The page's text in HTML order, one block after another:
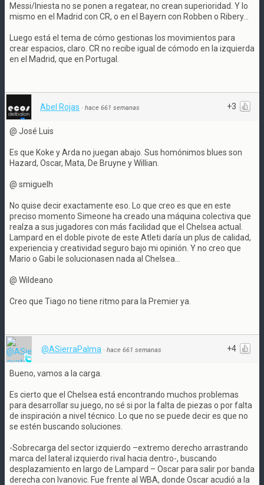
Messi/Iniesta no se ponen a regatear, no crean superioridad. Y lo
mismo en el Madrid con CR, o en el Bayern con Robben o Ribery...
Luego está el tema de cómo gestionas los movimientos para
crear espacios, claro. CR no recibe igual de cómodo en la izquierda
en el Madrid, que en Portugal.
+3
Abel Rojas · hace 661 semanas
@ José Luis
Es que Koke y Arda no juegan abajo. Sus homónimos blues son
Hazard, Oscar, Mata, De Bruyne y Willian.
@ smiguelh
No quise decir exactamente eso. Lo que creo es que en este
preciso momento Simeone ha creado una máquina colectiva que
realza a sus jugadores con más facilidad que el Chelsea actual.
Lampard en el doble pivote de este Atleti daría un plus de calidad,
experiencia y creatividad seguro bajo mi opinión. Y no creo que
Mario o Gabi le solucionasen nada al Chelsea...
@ Wildeano
Creo que Tiago no tiene ritmo para la Premier ya.
+4
@ASierraPalma · hace 661 semanas
Bueno, vamos a la carga.
Es cierto que el Chelsea está encontrando muchos problemas
para desarrollar su juego, no sé si por la falta de piezas o por falta
de inspiración a nivel técnico. Lo que no se puede decir es que no
se estén buscando soluciones.
-Sobrecarga del sector izquierdo –extremo derecho arrastrando
marca del lateral izquierdo rival hacia dentro-, buscando
desplazamiento en largo de Lampard – Oscar para salir por banda
derecha con Ivanovic. Fue frente al WBA, donde Oscar acudió a la